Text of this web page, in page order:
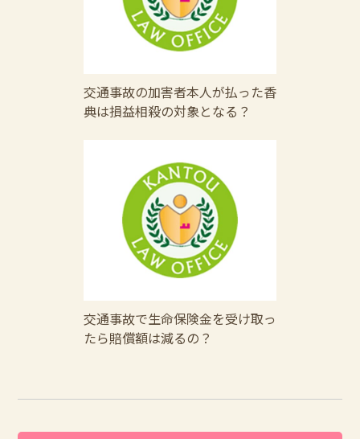
交通事故の加害者本人が払った香
典は損益相殺の対象となる？
交通事故で生命保険金を受け取っ
たら賠償額は減るの？